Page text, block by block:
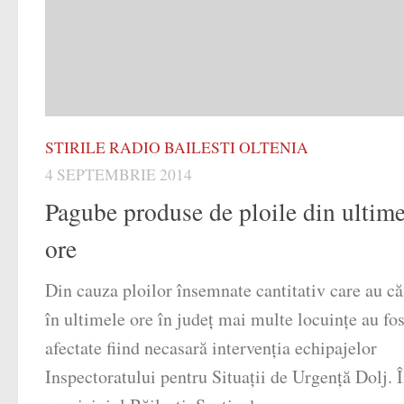
STIRILE RADIO BAILESTI OLTENIA
4 SEPTEMBRIE 2014
Pagube produse de ploile din
ore
Din cauza ploilor însemnate cantitativ care au
în ultimele ore în judeţ mai multe locuinţe au
afectate fiind necasară intervenţia echipajelor
Inspectoratului pentru Situaţii de Urgenţă Dolj.